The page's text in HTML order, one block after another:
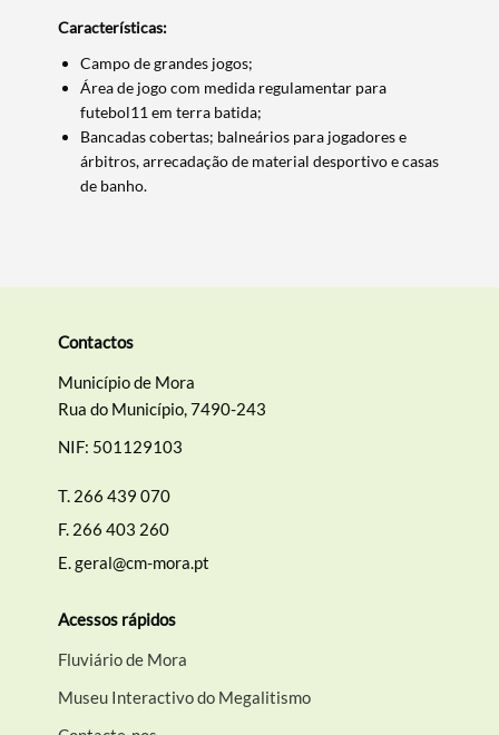
Termo de Pesquisa
Filtros
Características:
Campo de grandes jogos;
Área de jogo com medida regulamentar para
futebol11 em terra batida;
Bancadas cobertas; balneários para jogadores e
árbitros, arrecadação de material desportivo e casas
de banho.
Contactos
Município de Mora
Rua do Município, 7490-243
NIF: 501129103
T. 266 439 070
F. 266 403 260
E.geral@cm-mora.pt
Acessos rápidos
Fluviário de Mora
Museu Interactivo do Megalitismo